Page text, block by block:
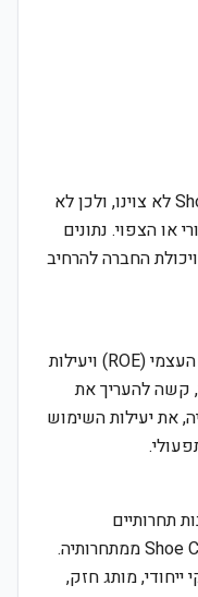
מגמות ההכנסות של Shoe Carnival Inc לא צוינו, ולכן לא
או הצפוי. נתונים
החברה להרחיב
מרווחי הרווח (Margin), תשואת ההון העצמי (ROE) ויעילות
קשה להעריך את
את יעילות השימוש
תחרותיים
ספציפיים המבדילים את Shoe Carnival Inc ממתחרותיה.
ייחודי, מותג חזק,